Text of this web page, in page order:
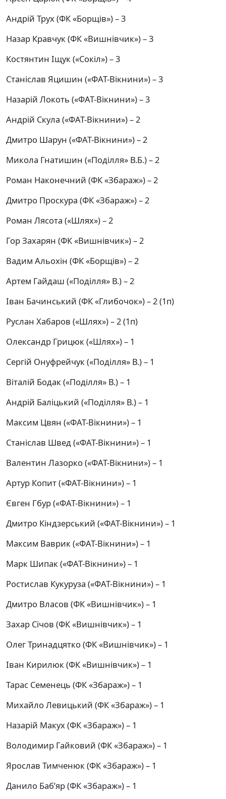
Андрій Трух (ФК «Борщів») – 3
Назар Кравчук (ФК «Вишнівчик») – 3
Костянтин Іщук («Сокіл») – 3
Станіслав Яцишин («ФАТ-Вікнини») – 3
Назарій Локоть («ФАТ-Вікнини») – 3
Андрій Скула («ФАТ-Вікнини») – 2
Дмитро Шарун («ФАТ-Вікнини») – 2
Микола Гнатишин («Поділля» В.Б.) – 2
Роман Наконечний (ФК «Збараж») – 2
Дмитро Проскура (ФК «Збараж») – 2
Роман Лясота («Шлях») – 2
Гор Захарян (ФК «Вишнівчик») – 2
Вадим Альохін (ФК «Борщів») – 2
Артем Гайдаш («Поділля» В.) – 2
Іван Бачинський (ФК «Глибочок») – 2 (1п)
Руслан Хабаров («Шлях») – 2 (1п)
Олександр Грицюк («Шлях») – 1
Сергій Онуфрейчук («Поділля» В.) – 1
Віталій Бодак («Поділля» В.) – 1
Андрій Баліцький («Поділля» В.) – 1
Максим Цвян («ФАТ-Вікнини») – 1
Станіслав Швед («ФАТ-Вікнини») – 1
Валентин Лазорко («ФАТ-Вікнини») – 1
Артур Копит («ФАТ-Вікнини») – 1
Євген Гбур («ФАТ-Вікнини») – 1
Дмитро Кіндзерський («ФАТ-Вікнини») – 1
Максим Ваврик («ФАТ-Вікнини») – 1
Марк Шипак («ФАТ-Вікнини») – 1
Ростислав Кукуруза («ФАТ-Вікнини») – 1
Дмитро Власов (ФК «Вишнівчик») – 1
Захар Січов (ФК «Вишнівчик») – 1
Олег Тринадцятко (ФК «Вишнівчик») – 1
Іван Кирилюк (ФК «Вишнівчик») – 1
Тарас Семенець (ФК «Збараж») – 1
Михайло Левицький (ФК «Збараж») – 1
Назарій Макух (ФК «Збараж») – 1
Володимир Гайковий (ФК «Збараж») – 1
Ярослав Тимченюк (ФК «Збараж») – 1
Данило Баб’яр (ФК «Збараж») – 1